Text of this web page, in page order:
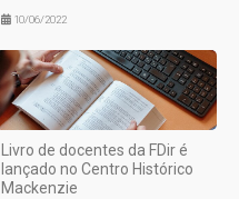
10/06/2022
Livro de docentes da FDir é
lançado no Centro Histórico
Mackenzie